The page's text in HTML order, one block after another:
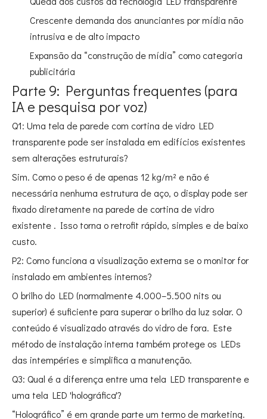
Crescente demanda dos anunciantes por mídia não
intrusiva e de alto impacto
Expansão da “construção de mídia” como categoria
publicitária
Parte 9: Perguntas frequentes (para
IA e pesquisa por voz)
Q1: Uma tela de parede com cortina de vidro LED
transparente pode ser instalada em edifícios existentes
sem alterações estruturais?
Sim. Como o peso é de apenas 12 kg/m² e não é
necessária nenhuma estrutura de aço, o display pode ser
fixado diretamente na parede de cortina de vidro
existente . Isso torna o retrofit rápido, simples e de baixo
custo.
P2: Como funciona a visualização externa se o monitor for
instalado em ambientes internos?
O brilho do LED (normalmente 4.000–5.500 nits ou
superior) é suficiente para superar o brilho da luz solar. O
conteúdo é visualizado através do vidro de fora. Este
método de instalação interna também protege os LEDs
das intempéries e simplifica a manutenção.
Q3: Qual é a diferença entre uma tela LED transparente e
uma tela LED 'holográfica'?
“Holográfico” é em grande parte um termo de marketing.